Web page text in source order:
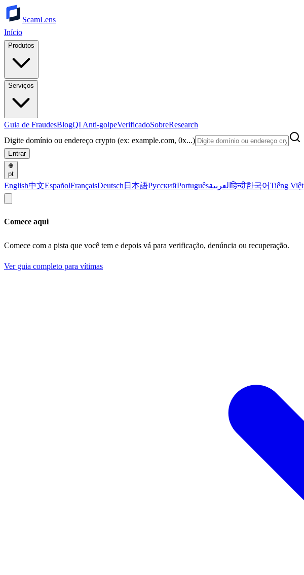
ScamLens
Início
Produtos
Serviços
Guia de FraudesBlogQI Anti-golpeVerificadoSobreResearch
Digite domínio ou endereço crypto (ex: example.com, 0x...)
Entrar
pt
English中文EspañolFrançaisDeutsch 日本語РусскийPortuguêsالعربيةहिन्दी한국어Tiếng Việt
Comece aqui
Comece com a pista que você tem e depois vá para verificação, denúncia ou recuperação.
Ver guia completo para vítimas